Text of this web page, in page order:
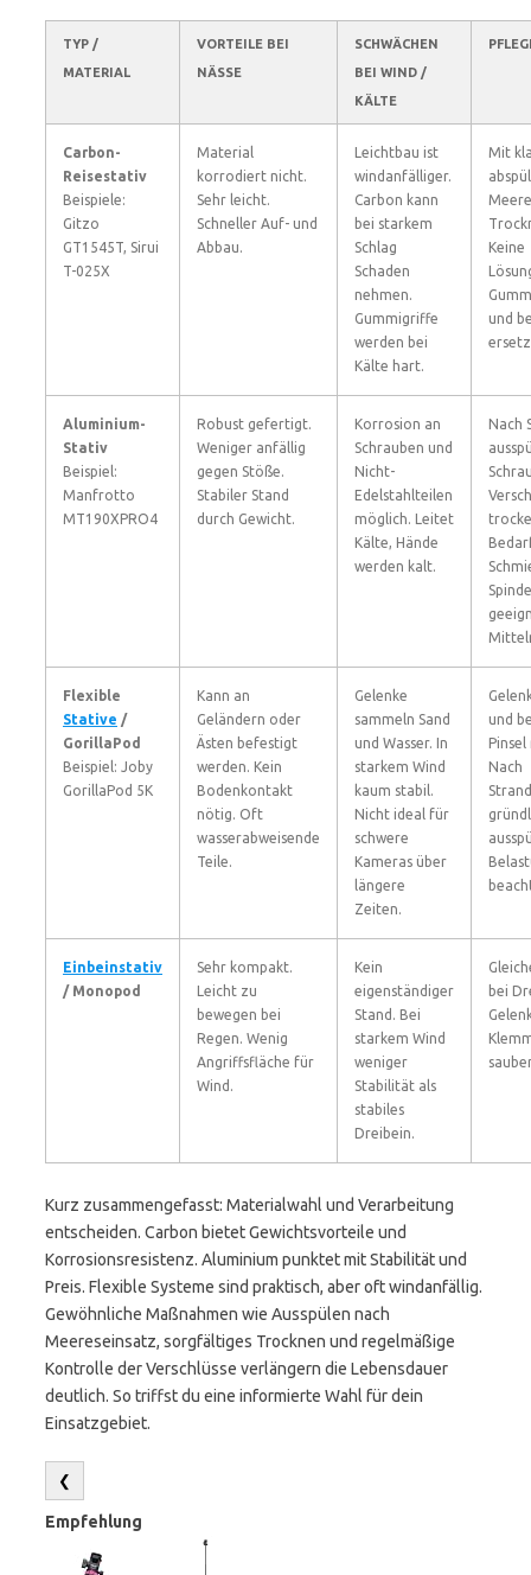
TYP /
MATERIAL
VORTEILE BEI
NÄSSE
SCHWÄCHEN
BEI WIND /
KÄLTE
Carbon-
Reisestativ
Beispiele:
Gitzo
GT1545T, Sirui
T-025X
Material
korrodiert nicht.
Sehr leicht.
Schneller Auf- und
Abbau.
Leichtbau ist
windanfälliger.
Carbon kann
bei starkem
Schlag
Schaden
nehmen.
Gummigriffe
werden bei
Kälte hart.
Mit
Keine
und
Aluminium-
Stativ
Beispiel:
Manfrotto
MT190XPRO4
Robust gefertigt.
Weniger anfällig
gegen Stöße.
Stabiler Stand
durch Gewicht.
Korrosion an
Schrauben und
Nicht-
Edelstahlteilen
möglich. Leitet
Kälte, Hände
werden kalt.
Nach
Flexible
Stative /
GorillaPod
Beispiel: Joby
GorillaPod 5K
Kann an
Geländern oder
Ästen befestigt
werden. Kein
Bodenkontakt
nötig. Oft
wasserabweisende
Teile.
Gelenke
sammeln Sand
und Wasser. In
starkem Wind
kaum stabil.
Nicht ideal für
schwere
Kameras über
längere
Zeiten.
und
Pinsel
Nach
Einbeinstativ
/ Monopod
Sehr kompakt.
Leicht zu
bewegen bei
Regen. Wenig
Angriffsfläche für
Wind.
Kein
eigenständiger
Stand. Bei
starkem Wind
weniger
Stabilität als
stabiles
Dreibein.
bei
Kurz zusammengefasst: Materialwahl und Verarbeitung
entscheiden. Carbon bietet Gewichtsvorteile und
Korrosionsresistenz. Aluminium punktet mit Stabilität und
Preis. Flexible Systeme sind praktisch, aber oft windanfällig.
Gewöhnliche Maßnahmen wie Ausspülen nach
Meereseinsatz, sorgfältiges Trocknen und regelmäßige
Kontrolle der Verschlüsse verlängern die Lebensdauer
deutlich. So triffst du eine informierte Wahl für dein
Einsatzgebiet.
❮
Empfehlung